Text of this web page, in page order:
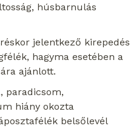
húsbarnulás
jelentkező kirepedés
hagyma esetében a
ajánlott.
paradicsom,
hiány okozta
belsőlevél